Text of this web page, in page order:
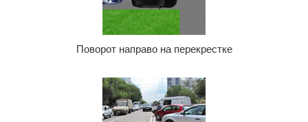
Поворот направо на перекрестке